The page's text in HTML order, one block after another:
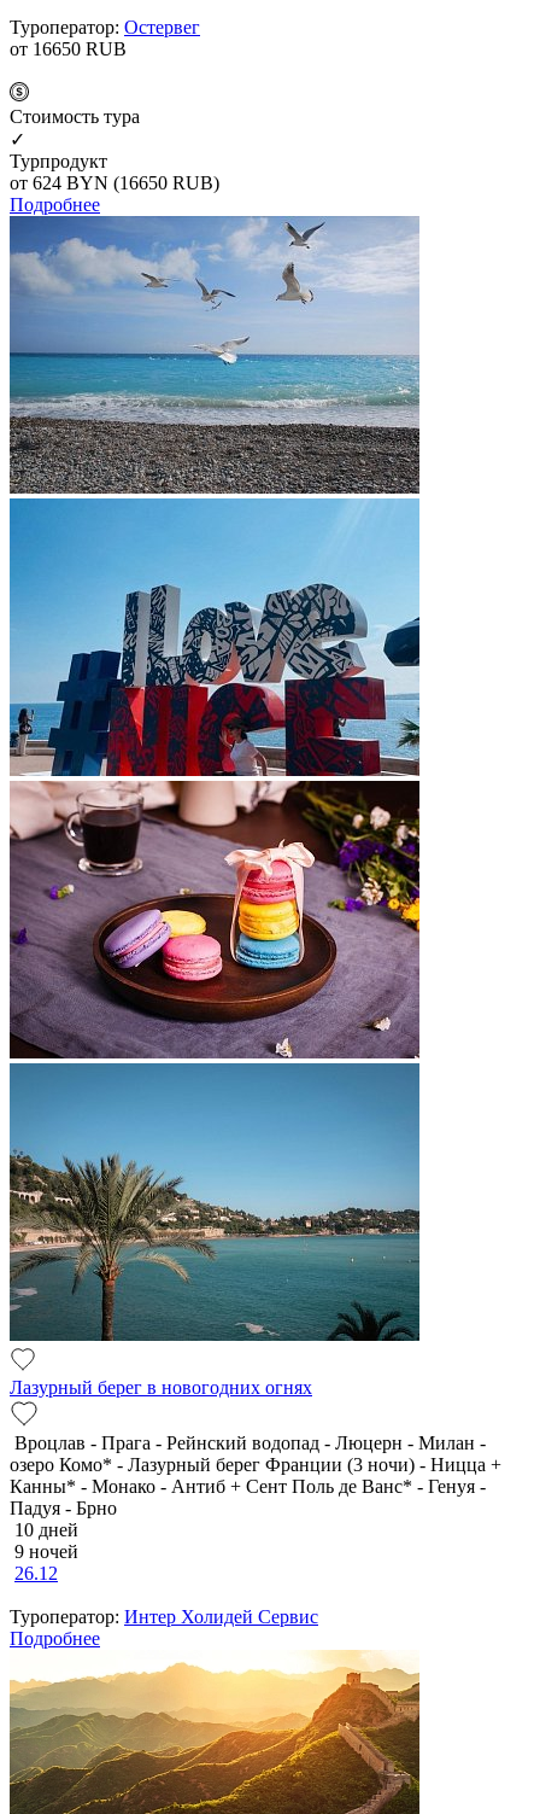
Туроператор: Остервег
от 16650 RUB
Cтоимость тура
✓
Турпродукт
от 624 BYN (16650 RUB)
Подробнее
Лазурный берег в новогодних огнях
Вроцлав - Прага - Рейнский водопад - Люцерн - Милан -
озеро Комо* - Лазурный берег Франции (3 ночи) - Ницца +
Канны* - Монако - Антиб + Сент Поль де Ванс* - Генуя -
Падуя - Брно
10 дней
9 ночей
26.12
Туроператор: Интер Холидей Сервис
Подробнее